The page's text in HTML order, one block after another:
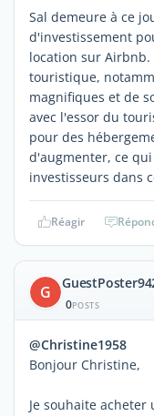
Sal demeure à ce
d'investissement
location sur
touristique,
magnifiques et de
avec l'essor du
pour des
d'augmenter, ce
investisseurs dans
Réagir
G
0POSTS
@Christine1958
Bonjour Christine,
Je souhaite